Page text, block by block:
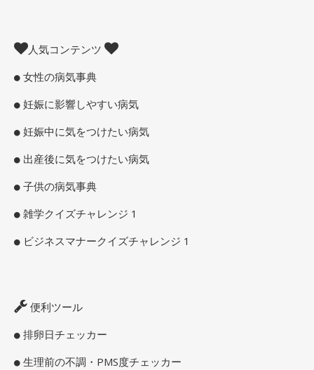
人気コンテンツ
女性の病気事典
妊娠に影響しやすい病気
妊娠中に気をつけたい病気
出産後に気をつけたい病気
子供の病気事典
雑学クイズチャレンジ 1
ビジネスマナークイズチャレンジ 1
便利ツール
排卵日チェッカー
生理前の不調・PMS度チェッカー